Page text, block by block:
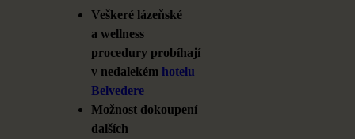
Veškeré lázeňské
a wellness
procedury probíhají
v nedalekém hotelu
Belvedere
Možnost dokoupení
dalších